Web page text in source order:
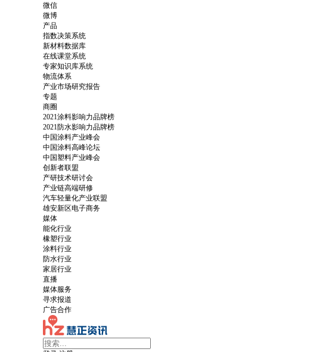
微信
微博
产品
指数决策系统
新材料数据库
在线课堂系统
专家知识库系统
物流体系
产业市场研究报告
专题
商圈
2021涂料影响力品牌榜
2021防水影响力品牌榜
中国涂料产业峰会
中国涂料高峰论坛
中国塑料产业峰会
创新者联盟
产研技术研讨会
产业链高端研修
汽车轻量化产业联盟
雄安新区电子商务
媒体
能化行业
橡塑行业
涂料行业
防水行业
家居行业
直播
媒体服务
寻求报道
广告合作